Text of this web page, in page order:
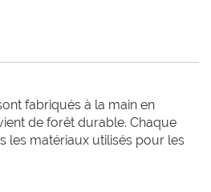
fabriqués à la main en
de forêt durable. Chaque
les matériaux utilisés pour les